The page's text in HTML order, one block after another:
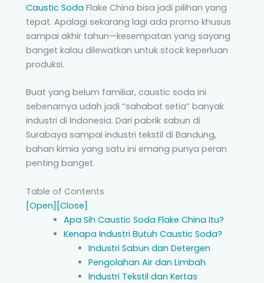
Caustic Soda Flake China bisa jadi pilihan yang
tepat. Apalagi sekarang lagi ada promo khusus
sampai akhir tahun—kesempatan yang sayang
banget kalau dilewatkan untuk stock keperluan
produksi.
Buat yang belum familiar, caustic soda ini
sebenarnya udah jadi “sahabat setia” banyak
industri di Indonesia. Dari pabrik sabun di
Surabaya sampai industri tekstil di Bandung,
bahan kimia yang satu ini emang punya peran
penting banget.
Table of Contents
[Open] [Close]
Apa Sih Caustic Soda Flake China Itu?
Kenapa Industri Butuh Caustic Soda?
Industri Sabun dan Detergen
Pengolahan Air dan Limbah
Industri Tekstil dan Kertas